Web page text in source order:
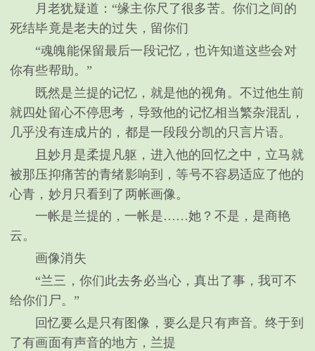
月老犹疑道：“缘主你尺了很多苦。你们之间的
死结毕竟是老夫的过失，留你们
“魂魄能保留最后一段记忆，也许知道这些会对
你有些帮助。”
既然是兰提的记忆，就是他的视角。不过他生前
就四处留心不停思考，导致他的记忆相当繁杂混乱，
几乎没有连成片的，都是一段段分凯的只言片语。
且妙月是柔提凡躯，进入他的回忆之中，立马就
被那压抑痛苦的青绪影响到，等号不容易适应了他的
心青，妙月只看到了两帐画像。
一帐是兰提的，一帐是……她？不是，是商艳
云。
画像消失
“兰三，你们此去务必当心，真出了事，我可不
给你们尸。”
回忆要么是只有图像，要么是只有声音。终于到
了有画面有声音的地方，兰提